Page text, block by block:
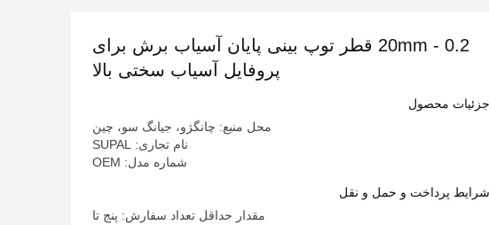
0.2 - 20mm قطر توپ بینی پایان آسیاب برش برای
پروفایل آسیاب سختی بالا
جزئیات محصول
محل منبع: چانگژو، جیانگ سو، چین
نام تجاری: SUPAL
شماره مدل: OEM
شرایط پرداخت و حمل و نقل
مقدار حداقل تعداد سفارش: پنج تا